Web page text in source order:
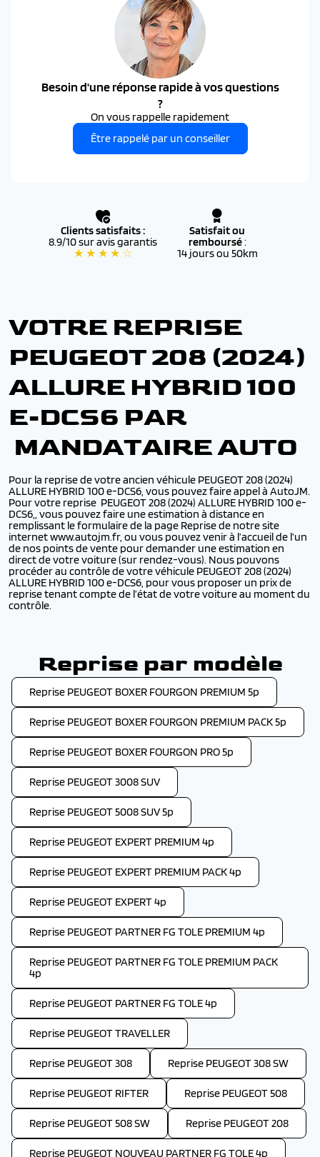
Besoin d'une réponse rapide à vos questions
?
On vous rappelle rapidement
Être rappelé par un conseiller
Clients satisfaits :
8.9/10 sur avis garantis
★ ★ ★ ★ ☆
Satisfait ou
remboursé:
14 jours ou 50km
VOTRE REPRISE
PEUGEOT 208 (2024)
ALLURE HYBRID 100
E-DCS6 PAR
MANDATAIRE AUTO
Pour la reprise de votre ancien véhicule PEUGEOT 208 (2024)
ALLURE HYBRID 100 e-DCS6, vous pouvez faire appel à AutoJM.
Pour votre reprise PEUGEOT 208 (2024) ALLURE HYBRID 100 e-
DCS6,, vous pouvez faire une estimation à distance en
remplissant le formulaire de la page Reprise de notre site
internet www.autojm.fr, ou vous pouvez venir à l’accueil de l’un
de nos points de vente pour demander une estimation en
direct de votre voiture (sur rendez-vous). Nous pouvons
procéder au contrôle de votre véhicule PEUGEOT 208 (2024)
ALLURE HYBRID 100 e-DCS6, pour vous proposer un prix de
reprise tenant compte de l’état de votre voiture au moment du
contrôle.
Reprise par modèle
Reprise PEUGEOT BOXER FOURGON PREMIUM 5p
Reprise PEUGEOT BOXER FOURGON PREMIUM PACK 5p
Reprise PEUGEOT BOXER FOURGON PRO 5p
Reprise PEUGEOT 3008 SUV
Reprise PEUGEOT 5008 SUV 5p
Reprise PEUGEOT EXPERT PREMIUM 4p
Reprise PEUGEOT EXPERT PREMIUM PACK 4p
Reprise PEUGEOT EXPERT 4p
Reprise PEUGEOT PARTNER FG TOLE PREMIUM 4p
Reprise PEUGEOT PARTNER FG TOLE PREMIUM PACK
4p
Reprise PEUGEOT PARTNER FG TOLE 4p
Reprise PEUGEOT TRAVELLER
Reprise PEUGEOT 308 Reprise PEUGEOT 308 SW
Reprise PEUGEOT RIFTER Reprise PEUGEOT 508
Reprise PEUGEOT 508 SW Reprise PEUGEOT 208
Reprise PEUGEOT NOUVEAU PARTNER FG TOLE 4p